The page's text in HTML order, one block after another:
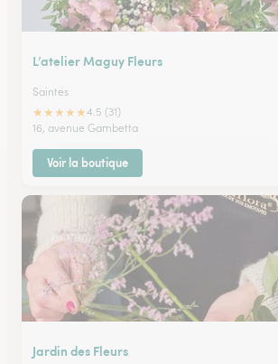
L’atelier Maguy Fleurs
Saintes
★★★★★4.5 (31)
16, avenue Gambetta
Voir la boutique
Jardin des Fleurs